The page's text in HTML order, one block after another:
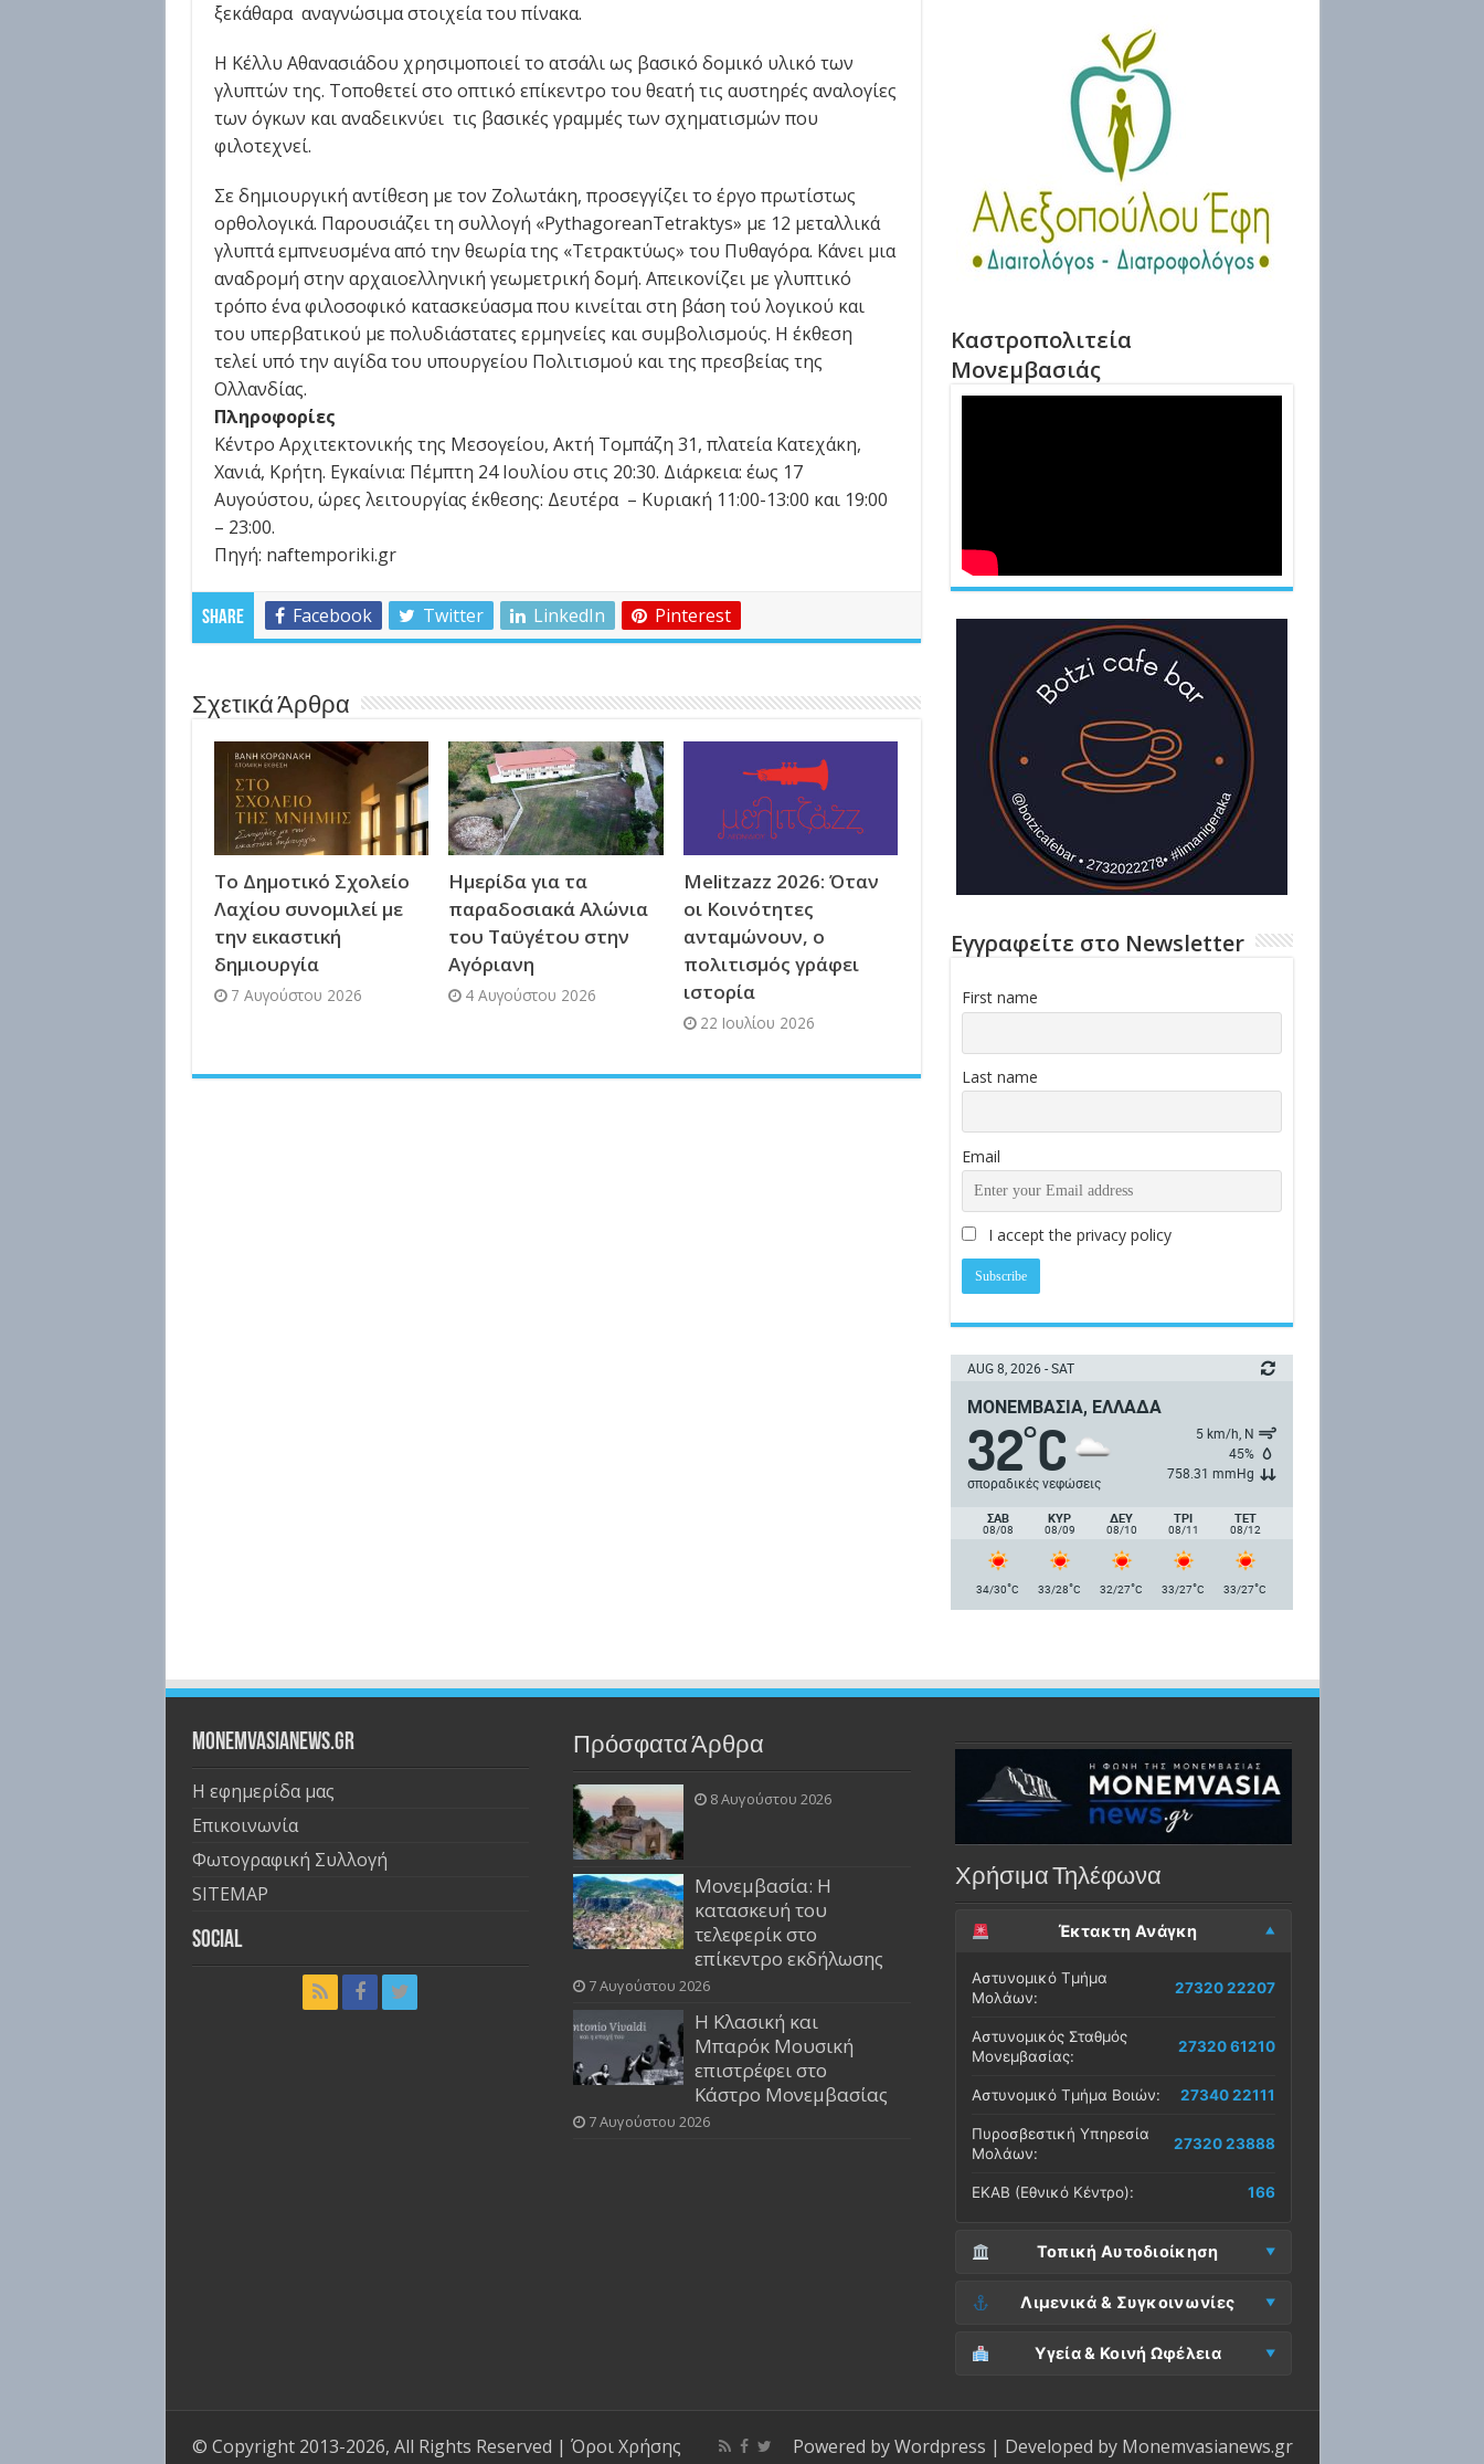
ξεκάθαρα αναγνώσιμα στοιχεία του πίνακα.
Η Κέλλυ Αθανασιάδου χρησιμοποιεί το ατσάλι ως βασικό δομικό υλικό των
γλυπτών της. Τοποθετεί στο οπτικό επίκεντρο του θεατή τις αυστηρές αναλογίες
των όγκων και αναδεικνύει τις βασικές γραμμές των σχηματισμών που
φιλοτεχνεί.
Σε δημιουργική αντίθεση με τον Ζολωτάκη, προσεγγίζει το έργο πρωτίστως
ορθολογικά. Παρουσιάζει τη συλλογή «PythagoreanTetraktys» με 12 μεταλλικά
γλυπτά εμπνευσμένα από την θεωρία της «Τετρακτύως» του Πυθαγόρα. Κάνει μια
αναδρομή στην αρχαιοελληνική γεωμετρική δομή. Απεικονίζει με γλυπτικό
τρόπο ένα φιλοσοφικό κατασκεύασμα που κινείται στη βάση τού λογικού και
του υπερβατικού με πολυδιάστατες ερμηνείες και συμβολισμούς. Η έκθεση
τελεί υπό την αιγίδα του υπουργείου Πολιτισμού και της πρεσβείας της
Ολλανδίας.
Πληροφορίες
Κέντρο Αρχιτεκτονικής της Μεσογείου, Ακτή Τομπάζη 31, πλατεία Κατεχάκη,
Χανιά, Κρήτη. Εγκαίνια: Πέμπτη 24 Ιουλίου στις 20:30. Διάρκεια: έως 17
Αυγούστου, ώρες λειτουργίας έκθεσης: Δευτέρα – Κυριακή 11:00-13:00 και 19:00
– 23:00.
Πηγή: naftemporiki.gr
Share Facebook Twitter LinkedIn Pinterest
Σχετικά Άρθρα
Το Δημοτικό Σχολείο
Λαχίου συνομιλεί με
την εικαστική
δημιουργία
7 Αυγούστου 2026
Ημερίδα για τα
παραδοσιακά Αλώνια
του Ταϋγέτου στην
Αγόριανη
4 Αυγούστου 2026
Melitzazz 2026: Όταν
οι Κοινότητες
ανταμώνουν, ο
πολιτισμός γράφει
ιστορία
22 Ιουλίου 2026
Καστροπολιτεία
Μονεμβασιάς
Εγγραφείτε στο Newsletter
First name
Last name
Email
I accept the privacy policy
AUG 8, 2026 - SAT
ΜΟΝΕΜΒΑΣΙΆ, ΕΛΛΆΔΑ
32°C
σποραδικές νεφώσεις
5 km/h, Ν
45%
758.31 mmHg
ΣΑΒ
08/08
ΚΥΡ
08/09
ΔΕΥ
08/10
ΤΡΙ
08/11
ΤΕΤ
08/12
34/30°C 33/28°C 32/27°C 33/27°C 33/27°C
Monemvasianews.gr
Η εφημερίδα μας
Επικοινωνία
Φωτογραφική Συλλογή
SITEMAP
Social
Πρόσφατα Άρθρα
8 Αυγούστου 2026
Μονεμβασία: Η
κατασκευή του
τελεφερίκ στο
επίκεντρο εκδήλωσης
7 Αυγούστου 2026
Η Κλασική και
Μπαρόκ Μουσική
επιστρέφει στο
Κάστρο Μονεμβασίας
7 Αυγούστου 2026
Χρήσιμα Τηλέφωνα
Έκτακτη Ανάγκη
Αστυνομικό Τμήμα
Μολάων:
27320 22207
Αστυνομικός Σταθμός
Μονεμβασίας:
27320 61210
Αστυνομικό Τμήμα Βοιών: 27340 22111
Πυροσβεστική Υπηρεσία
Μολάων:
27320 23888
ΕΚΑΒ (Εθνικό Κέντρο): 166
Τοπική Αυτοδιοίκηση
Δήμος Μονεμβασίας
(Έδρα):
27323 60500
Δ.Ε. Μονεμβασίας
27323 60019
ΚΕΠ Μονεμβασίας: 27323 60031
Λιμενικά & Συγκοινωνίες
Λιμεναρχείο
Μονεμβασίας:
27320 61266
ΚΤΕΛ Λακωνίας (Σταθμός
Μολάων):
27320 22209
Υγεία & Κοινή Ωφέλεια
Powered byWordpress | Developed by Monemvasianews.gr
© Copyright 2013-2026, All Rights Reserved | Όροι Χρήσης